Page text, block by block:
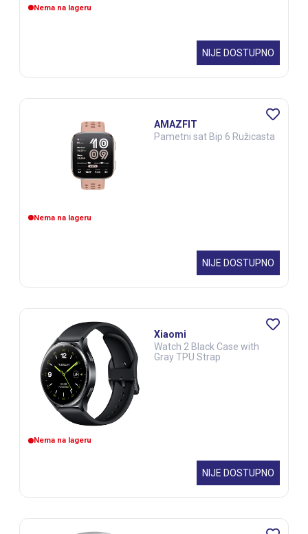
Nema na lageru
NIJE DOSTUPNO
Nema na lageru
AMAZFIT
Pametni sat Bip 6 Ružicasta
NIJE DOSTUPNO
Nema na lageru
Xiaomi
Watch 2 Black Case with
Gray TPU Strap
NIJE DOSTUPNO